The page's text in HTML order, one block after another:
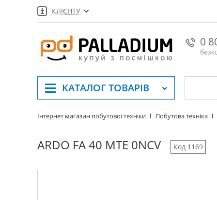
КЛІЄНТУ
0
КАТАЛОГТОВАРІВ
Інтернет магазин побутової техніки Побутова техніка
ARDO FA 40 MTE 0NCV Код 1169